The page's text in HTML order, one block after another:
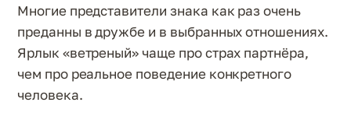
Многие представители знака как раз очень
преданны в дружбе и в выбранных отношениях.
Ярлык «ветреный» чаще про страх партнёра,
чем про реальное поведение конкретного
человека.